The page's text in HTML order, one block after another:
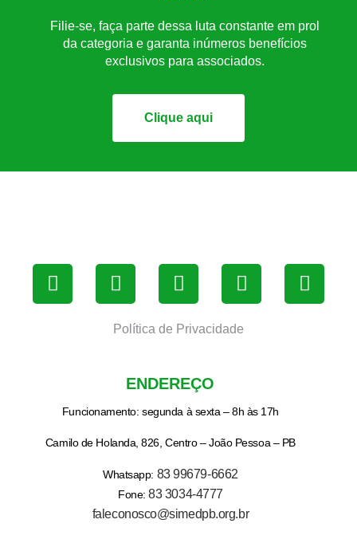
Filie-se, faça parte dessa luta constante em prol
da categoria e garanta inúmeros benefícios
exclusivos para associados.
Clique aqui
Política de Privacidade
ENDEREÇO
Funcionamento: segunda à sexta – 8h às 17h
Camilo de Holanda, 826, Centro – João Pessoa – PB
Whatsapp: 83 99679-6662
Fone:83 3034-4777
faleconosco@simedpb.org.br